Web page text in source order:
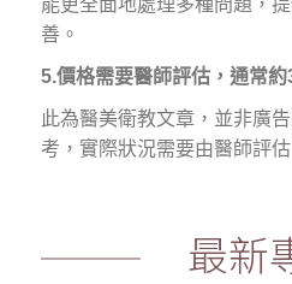
善。
5.價格需要醫師評估，通常約
此為醫美衛教文章，並非廣
考，實際狀況需要由醫師評估
最新